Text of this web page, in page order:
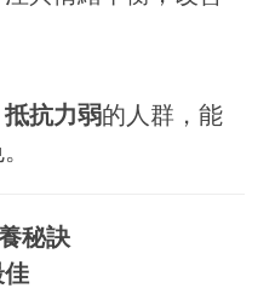
抗力弱的人群，能
秘訣
佳